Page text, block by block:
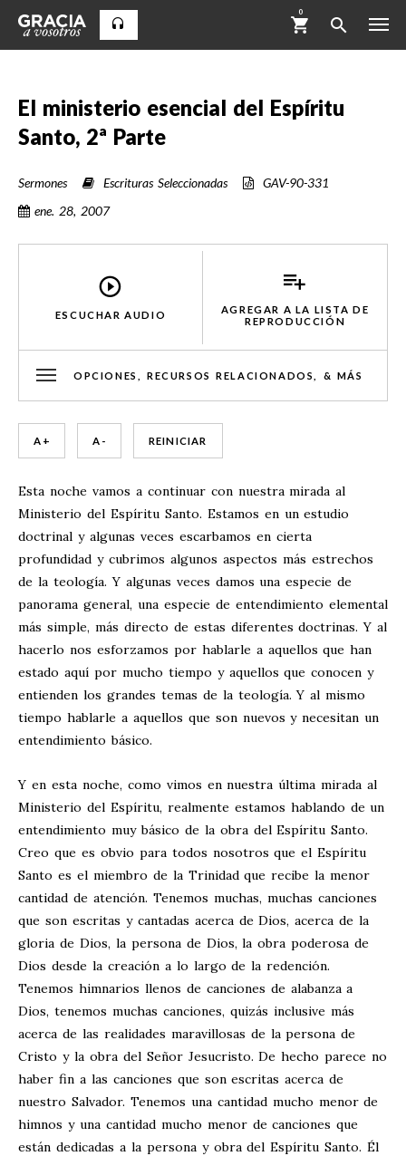
0
El ministerio esencial del Espíritu
Santo, 2ª Parte
Sermones Escrituras Seleccionadas
GAV-90-331
ene. 28, 2007
ESCUCHAR AUDIO
AGREGAR A LA LISTA DE
REPRODUCCIÓN
OPCIONES, RECURSOS RELACIONADOS, & MÁS
A + A - REINICIAR
Esta noche vamos a continuar con nuestra mirada al
Ministerio del Espíritu Santo. Estamos en un estudio
doctrinal y algunas veces escarbamos en cierta
profundidad y cubrimos algunos aspectos más estrechos
de la teología. Y algunas veces damos una especie de
panorama general, una especie de entendimiento elemental
más simple, más directo de estas diferentes doctrinas. Y al
hacerlo nos esforzamos por hablarle a aquellos que han
estado aquí por mucho tiempo y aquellos que conocen y
entienden los grandes temas de la teología. Y al mismo
tiempo hablarle a aquellos que son nuevos y necesitan un
entendimiento básico.
Y en esta noche, como vimos en nuestra última mirada al
Ministerio del Espíritu, realmente estamos hablando de un
entendimiento muy básico de la obra del Espíritu Santo.
Creo que es obvio para todos nosotros que el Espíritu
Santo es el miembro de la Trinidad que recibe la menor
cantidad de atención. Tenemos muchas, muchas canciones
que son escritas y cantadas acerca de Dios, acerca de la
gloria de Dios, la persona de Dios, la obra poderosa de
Dios desde la creación a lo largo de la redención.
Tenemos himnarios llenos de canciones de alabanza a
Dios, tenemos muchas canciones, quizás inclusive más
acerca de las realidades maravillosas de la persona de
Cristo y la obra del Señor Jesucristo. De hecho parece no
haber fin a las canciones que son escritas acerca de
nuestro Salvador. Tenemos una cantidad mucho menor de
himnos y una cantidad mucho menor de canciones que
están dedicadas a la persona y obra del Espíritu Santo. Él